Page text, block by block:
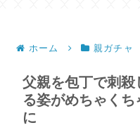
ホーム 親ガチャ
父親を包丁で刺
る姿がめちゃく
に